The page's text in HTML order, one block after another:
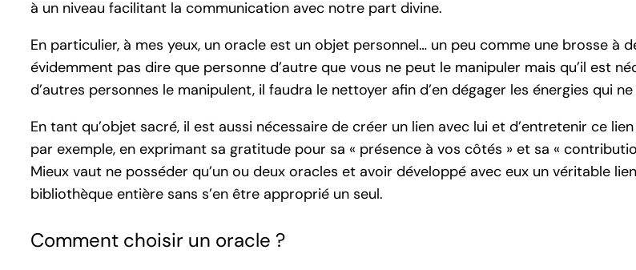
à un niveau facilitant la communication avec notre part divine.
En particulier, à mes yeux, un oracle est un objet personnel… un peu comme une brosse à
évidemment pas dire que personne d’autre que vous ne peut le manipuler mais qu’il est
d’autres personnes le manipulent, il faudra le nettoyer afin d’en dégager les énergies qui
En tant qu’objet sacré, il est aussi nécessaire de créer un lien avec lui et d’entretenir ce
par exemple, en exprimant sa gratitude pour sa « présence à vos côtés » et sa «
Mieux vaut ne posséder qu’un ou deux oracles et avoir développé avec eux un véritable
bibliothèque entière sans s’en être approprié un seul.
Comment choisir un oracle ?